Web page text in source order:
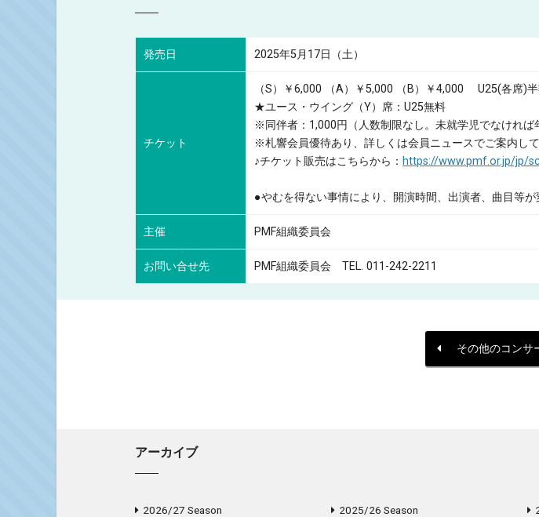
発売日 2025年5月17日（土）
チケット
（S）￥6,000 （A）￥5,000 （B）￥4,000 U25(各席)
★ユース・ウイング（Y）席：U25無料
※同伴者：1,000円（人数制限なし。未就学児でなければ
※札響会員優待あり、詳しくは会員ニュースでご案内して
♪チケット販売はこちらから： https://www.pmf.or.jp/jp/
●やむを得ない事情により、開演時間、出演者、曲目等
主催 PMF組織委員会
お問い合せ先 PMF組織委員会 TEL. 011-242-2211
その他のコンサ
アーカイブ
2026/27 Season 2025/26 Season